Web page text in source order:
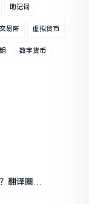
助记词
易所 虚拟货币
数字货币
翻译圈老